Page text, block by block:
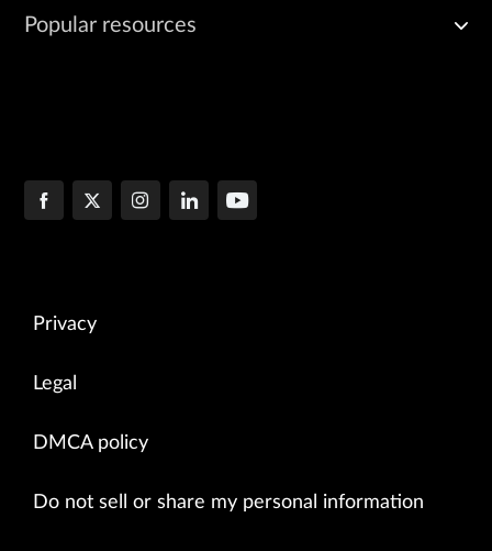
Popular resources
Privacy
Legal
DMCA policy
Do not sell or share my personal information